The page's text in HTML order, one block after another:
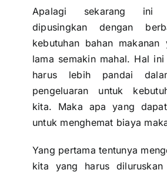
Apalagi sekarang ini
dipusingkan dengan
kebutuhan bahan makanan
lama semakin mahal. Hal
harus lebih pandai
pengeluaran untuk
kita. Maka apa yang
untuk menghemat biaya
Yang pertama tentunya
kita yang harus